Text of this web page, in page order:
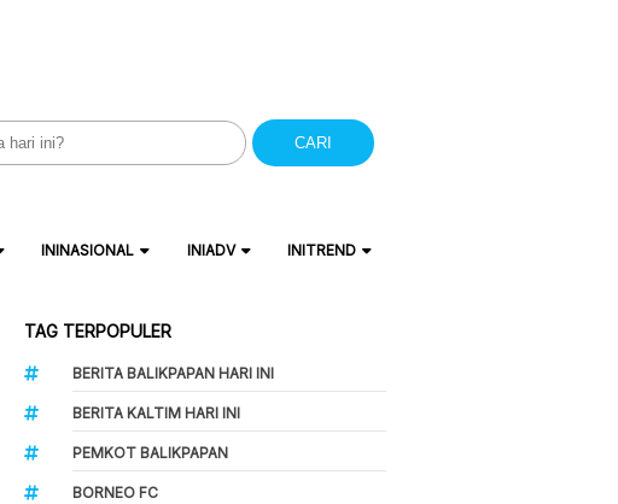
CARI
ININASIONAL INIADV INITREND
TAG TERPOPULER
BERITA BALIKPAPAN HARI INI
BERITA KALTIM HARI INI
PEMKOT BALIKPAPAN
BORNEO FC